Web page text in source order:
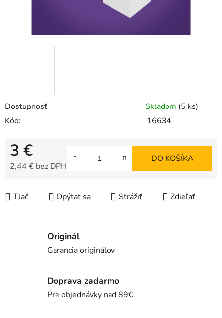
Dostupnosť Skladom (5 ks)
Kód:
16634
3 €
2,44 € bez DPH
DO KOŠÍKA
Tlač Opýtať sa Strážiť Zdieľať
Originál
Garancia originálov
Doprava zadarmo
Pre objednávky nad 89€